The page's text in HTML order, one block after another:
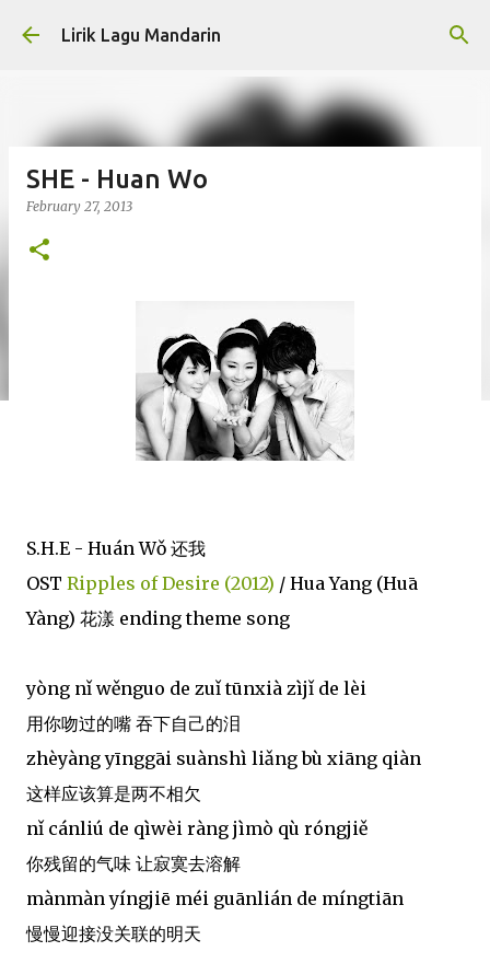
Skip to main content
Lirik Lagu Mandarin
SHE - Huan Wo
February 27, 2013
S.H.E - Huán Wǒ 还我
OST Ripples of Desire (2012) / Hua Yang (Huā
Yàng) 花漾 ending theme song
yòng nǐ wěnguo de zuǐ tūnxià zìjǐ de lèi
用你吻过的嘴 吞下自己的泪
zhèyàng yīnggāi suànshì liǎng bù xiāng qiàn
这样应该算是两不相欠
nǐ cánliú de qìwèi ràng jìmò qù róngjiě
你残留的气味 让寂寞去溶解
mànmàn yíngjiē méi guānlián de míngtiān
慢慢迎接没关联的明天